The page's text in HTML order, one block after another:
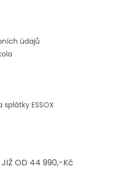
údajů
ESSOX
JIŽ OD 44 990,-Kč